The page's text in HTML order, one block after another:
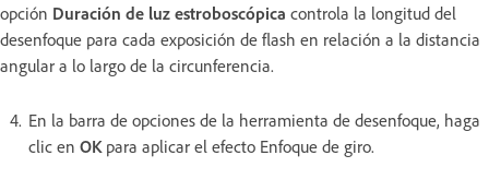
opción Duración de luz estroboscópica controla la longitud del
desenfoque para cada exposición de flash en relación a la distancia
angular a lo largo de la circunferencia.
En la barra de opciones de la herramienta de desenfoque, haga
clic en OKpara aplicar el efecto Enfoque de giro.